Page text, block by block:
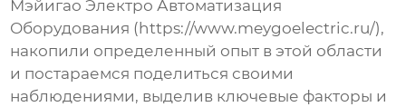
Мэйигао Электро Автоматизация
Оборудования (https://www.meygoelectric.ru/),
накопили определенный опыт в этой области
и постараемся поделиться своими
наблюдениями, выделив ключевые факторы и